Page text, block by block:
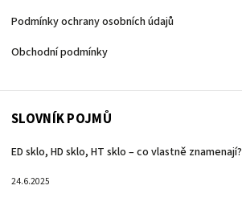
Podmínky ochrany osobních údajů
Obchodní podmínky
SLOVNÍK POJMŮ
ED sklo, HD sklo, HT sklo – co vlastně znamenají?
24.6.2025